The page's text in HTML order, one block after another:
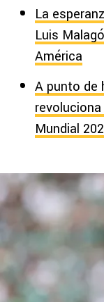
La
Luis
América
A punto de
Mundial